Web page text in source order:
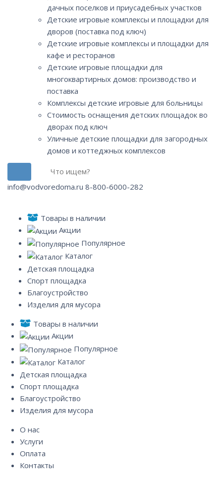
дачных поселков и приусадебных участков
Детские игровые комплексы и площадки для
дворов (поставка под ключ)
Детские игровые комплексы и площадки для
кафе и ресторанов
Детские игровые площадки для
многоквартирных домов: производство и
поставка
Комплексы детские игровые для больницы
Стоимость оснащения детских площадок во
дворах под ключ
Уличные детские площадки для загородных
домов и коттеджных комплексов
info@vodvoredoma.ru 8-800-6000-282
Товары в наличии
Акции
Популярное
Каталог
Детская площадка
Спорт площадка
Благоустройство
Изделия для мусора
Товары в наличии
Акции
Популярное
Каталог
Детская площадка
Спорт площадка
Благоустройство
Изделия для мусора
О нас
Услуги
Оплата
Контакты